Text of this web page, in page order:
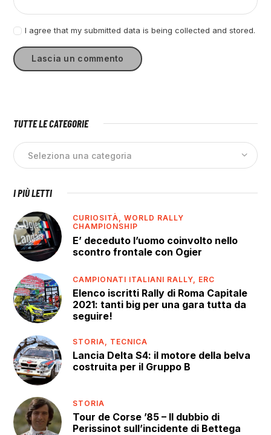
I agree that my submitted data is being collected and stored.
TUTTE LE CATEGORIE
I PIÙ LETTI
CURIOSITÀ,WORLD RALLY
CHAMPIONSHIP
E’ deceduto l’uomo coinvolto nello
scontro frontale con Ogier
CAMPIONATI ITALIANI RALLY, ERC
Elenco iscritti Rally di Roma Capitale
2021: tanti big per una gara tutta da
seguire!
STORIA, TECNICA
Lancia Delta S4: il motore della belva
costruita per il Gruppo B
STORIA
Tour de Corse ’85 – Il dubbio di
Perissinot sull’incidente di Bettega